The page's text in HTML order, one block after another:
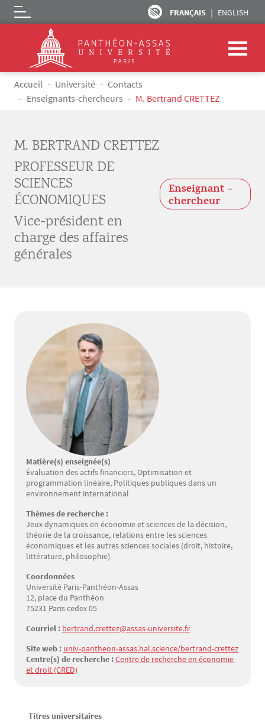
Aller au contenu principal
FRANÇAIS ENGLISH
Logo
Fil d'Ariane
Accueil Université
Contacts
Enseignants-chercheurs
M. Bertrand CRETTEZ
M. BERTRAND CRETTEZ
PROFESSEUR DE
SCIENCES
ÉCONOMIQUES
Vice-président en
charge des affaires
générales
Enseignant –
chercheur
Matière(s) enseignée(s)
Évaluation des actifs financiers, Optimisation et
programmation linéaire, Politiques publiques dans un
environnement international
Thèmes de recherche :
Jeux dynamiques en économie et sciences de la décision,
théorie de la croissance, relations entre les sciences
économiques et les autres sciences sociales (droit, histoire,
littérature, philosophie)
Coordonnées
Université Paris-Panthéon-Assas
12, place du Panthéon
75231 Paris cedex 05
Courriel : bertrand.crettez@assas-universite.fr
Site web : univ-pantheon-assas.hal.science/bertrand-crettez
Centre(s) de recherche :Centre de recherche en économie
et droit (CRED)
Texte
Titres universitaires